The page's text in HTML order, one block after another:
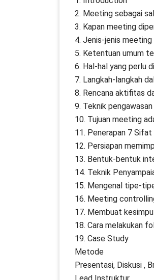
2. Meeting sebagai
3. Kapan meeting
4. Jenis-jenis meeting
5. Ketentuan umum
6. Hal-hal yang perlu
7. Langkah-langkah
8. Rencana aktifitas
9. Teknik
10. Tujuan meeting
11. Penerapan 7
12. Persiapan
13. Bentuk-bentuk
14. Teknik
15. Mengenal tipe-
16. Meeting
17. Membuat
18. Cara melakukan
19. Case Study
Metode
Presentasi, Diskusi ,